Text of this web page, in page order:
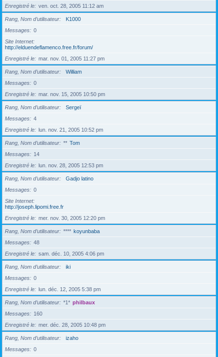
Enregistré le
ven. oct. 28, 2005 11:12 am
Rang, Nom d’utilisateur
K1000
Messages
0
Site Internet
http://elduendeflamenco.free.fr/forum/
Enregistré le
mar. nov. 01, 2005 11:27 pm
Rang, Nom d’utilisateur
William
Messages
0
Enregistré le
mar. nov. 15, 2005 10:50 pm
Rang, Nom d’utilisateur
Sergeï
Messages
4
Enregistré le
lun. nov. 21, 2005 10:52 pm
Rang, Nom d’utilisateur ** Tom
Messages
14
Enregistré le
lun. nov. 28, 2005 12:53 pm
Rang, Nom d’utilisateur
Gadjo latino
Messages
0
Site Internet
http://joseph.lipomi.free.fr
Enregistré le
mer. nov. 30, 2005 12:20 pm
Rang, Nom d’utilisateur **** koyunbaba
Messages
48
Enregistré le
sam. déc. 10, 2005 4:06 pm
Rang, Nom d’utilisateur
iki
Messages
0
Enregistré le
lun. déc. 12, 2005 5:38 pm
Rang, Nom d’utilisateur *1* philbaux
Messages
160
Enregistré le
mer. déc. 28, 2005 10:48 pm
Rang, Nom d’utilisateur
izaho
Messages
0